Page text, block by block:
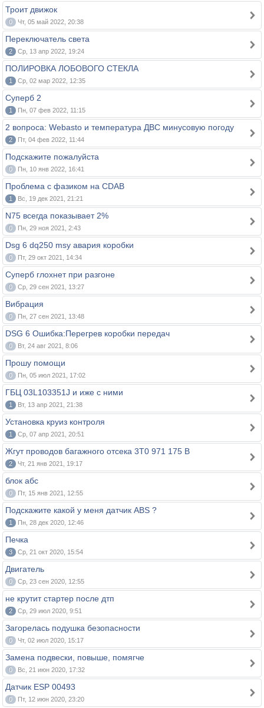
Троит движок
0 Чт, 05 май 2022, 20:38
Переключатель света
2 Ср, 13 апр 2022, 19:24
ПОЛИРОВКА ЛОБОВОГО СТЕКЛА
1 Ср, 02 мар 2022, 12:35
Суперб 2
1 Пн, 07 фев 2022, 11:15
2 вопроса: Webasto и температура ДВС минусовую погоду
2 Пт, 04 фев 2022, 11:44
Подскажите пожалуйста
0 Пн, 10 янв 2022, 16:41
Проблема с фазиком на CDAB
1 Вс, 19 дек 2021, 21:21
N75 всегда показывает 2%
0 Пн, 29 ноя 2021, 2:43
Dsg 6 dq250 msy авария коробки
0 Пт, 29 окт 2021, 14:34
Суперб глохнет при разгоне
0 Ср, 29 сен 2021, 13:27
Вибрация
0 Пн, 27 сен 2021, 13:48
DSG 6 Ошибка:Перегрев коробки передач
0 Вт, 24 авг 2021, 8:06
Прошу помощи
0 Пн, 05 июл 2021, 17:02
ГБЦ 03L103351J и иже с ними
1 Вт, 13 апр 2021, 21:38
Установка круиз контроля
1 Ср, 07 апр 2021, 20:51
Жгут проводов багажного отсека 3T0 971 175 B
2 Чт, 21 янв 2021, 19:17
блок абс
0 Пт, 15 янв 2021, 12:55
Подскажите какой у меня датчик ABS ?
1 Пн, 28 дек 2020, 12:46
Печка
3 Ср, 21 окт 2020, 15:54
Двигатель
0 Ср, 23 сен 2020, 12:55
не крутит стартер после дтп
2 Ср, 29 июл 2020, 9:51
Загорелась подушка безопасности
0 Чт, 02 июл 2020, 15:17
Замена подвески, повыше, помягче
0 Вс, 21 июн 2020, 17:32
Датчик ESP 00493
0 Пт, 12 июн 2020, 23:20